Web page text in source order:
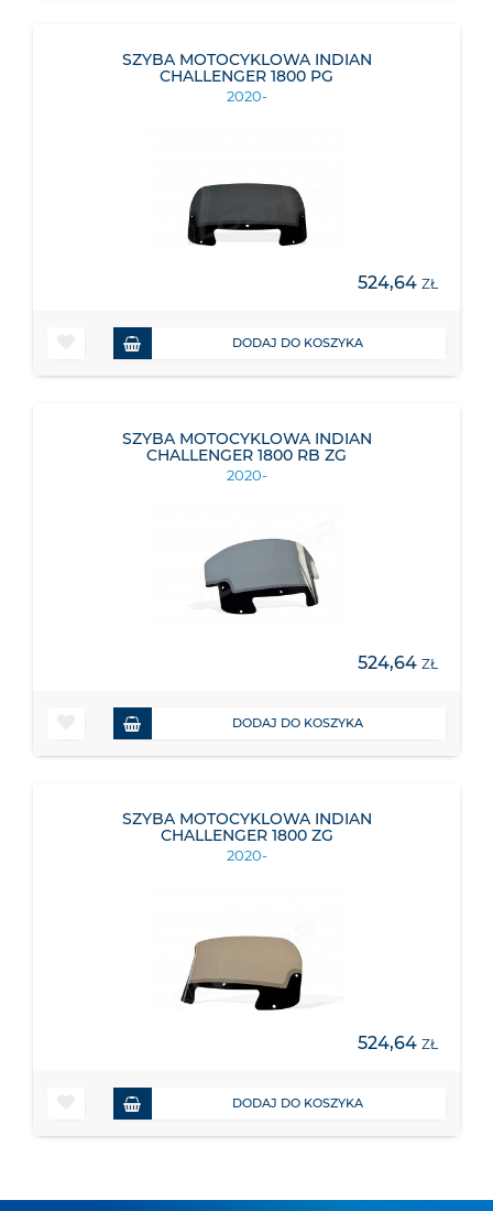
SZYBA MOTOCYKLOWA INDIAN
CHALLENGER 1800 PG
2020-
524,64 ZŁ
DODAJ DO KOSZYKA
SZYBA MOTOCYKLOWA INDIAN
CHALLENGER 1800 RB ZG
2020-
524,64 ZŁ
DODAJ DO KOSZYKA
SZYBA MOTOCYKLOWA INDIAN
CHALLENGER 1800 ZG
2020-
524,64 ZŁ
DODAJ DO KOSZYKA